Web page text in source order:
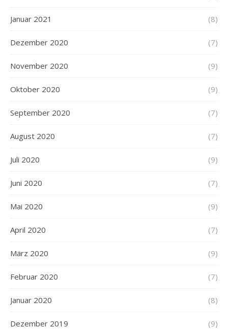
Januar 2021 (8)
Dezember 2020 (7)
November 2020 (9)
Oktober 2020 (9)
September 2020 (7)
August 2020 (7)
Juli 2020 (9)
Juni 2020 (7)
Mai 2020 (9)
April 2020 (7)
März 2020 (9)
Februar 2020 (7)
Januar 2020 (8)
Dezember 2019 (9)